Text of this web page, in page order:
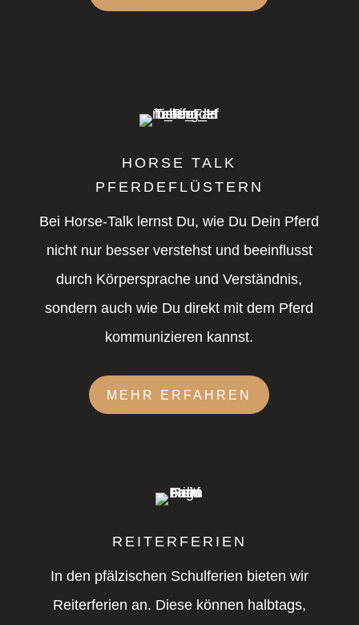
HORSE TALK
PFERDEFLÜSTERN
Bei Horse-Talk lernst Du, wie Du Dein Pferd
nicht nur besser verstehst und beeinflusst
durch Körpersprache und Verständnis,
sondern auch wie Du direkt mit dem Pferd
kommunizieren kannst.
MEHR ERFAHREN
REITERFERIEN
In den pfälzischen Schulferien bieten wir
Reiterferien an. Diese können halbtags,